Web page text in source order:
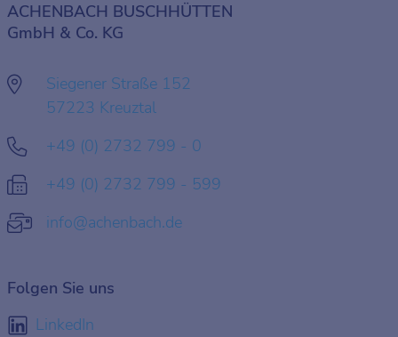
ACHENBACH BUSCHHÜTTEN
GmbH & Co. KG
Siegener Straße 152
57223 Kreuztal
+49 (0) 2732 799 - 0
+49 (0) 2732 799 - 599
info@achenbach.de
Folgen Sie uns
LinkedIn